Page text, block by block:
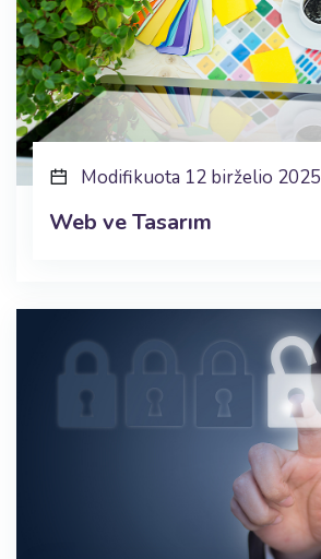
Modifikuota 12 birželio 2025
Web ve Tasarım